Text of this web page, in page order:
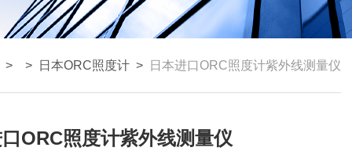
> > 日本ORC照度计 > 日本进口ORC照度计紫外线测量仪
口ORC照度计紫外线测量仪